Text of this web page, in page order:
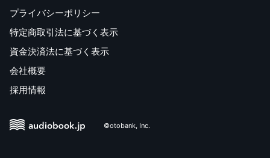
プライバシーポリシー
特定商取引法に基づく表示
資金決済法に基づく表示
会社概要
採用情報
©otobank, Inc.